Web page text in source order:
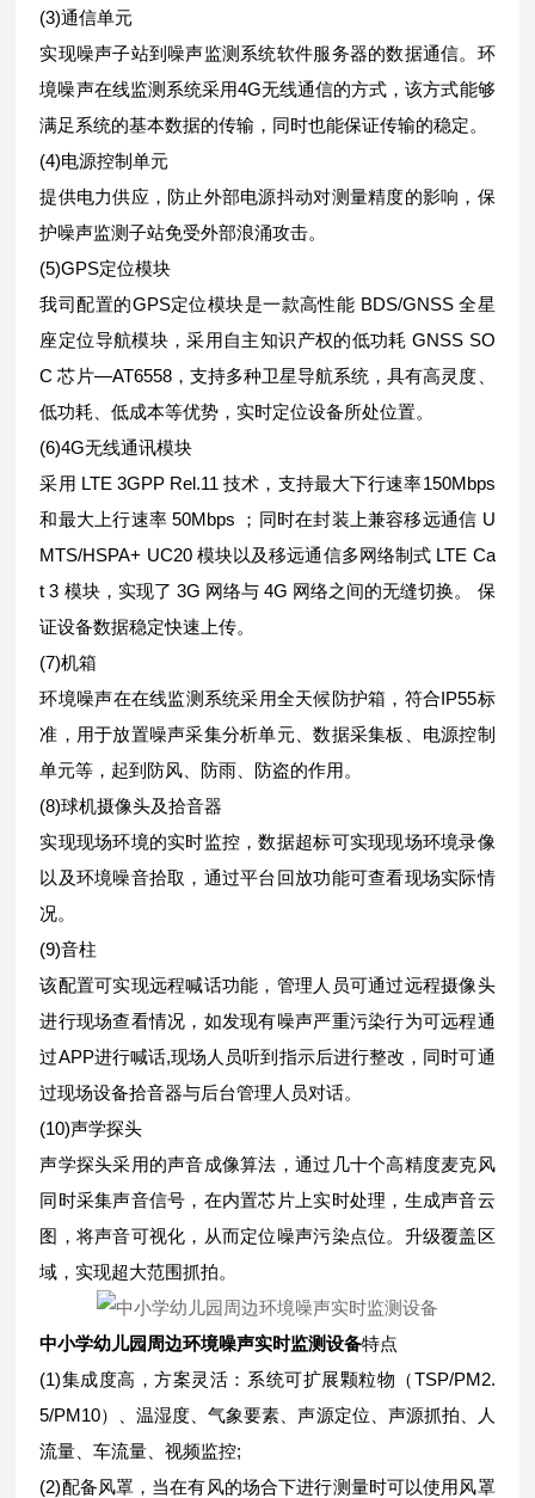
(3)通信单元
实现噪声子站到噪声监测系统软件服务器的数据通信。环
境噪声在线监测系统采用4G无线通信的方式，该方式能够
满足系统的基本数据的传输，同时也能保证传输的稳定。
(4)电源控制单元
提供电力供应，防止外部电源抖动对测量精度的影响，保
护噪声监测子站免受外部浪涌攻击。
(5)GPS定位模块
我司配置的GPS定位模块是一款高性能 BDS/GNSS 全星
座定位导航模块，采用自主知识产权的低功耗 GNSS SO
C 芯片—AT6558，支持多种卫星导航系统，具有高灵度、
低功耗、低成本等优势，实时定位设备所处位置。
(6)4G无线通讯模块
采用 LTE 3GPP Rel.11 技术，支持最大下行速率150Mbps
和最大上行速率 50Mbps ；同时在封装上兼容移远通信 U
MTS/HSPA+ UC20 模块以及移远通信多网络制式 LTE Ca
t 3 模块，实现了 3G 网络与 4G 网络之间的无缝切换。 保
证设备数据稳定快速上传。
(7)机箱
环境噪声在在线监测系统采用全天候防护箱，符合IP55标
准，用于放置噪声采集分析单元、数据采集板、电源控制
单元等，起到防风、防雨、防盗的作用。
(8)球机摄像头及拾音器
实现现场环境的实时监控，数据超标可实现现场环境录像
以及环境噪音拾取，通过平台回放功能可查看现场实际情
况。
(9)音柱
该配置可实现远程喊话功能，管理人员可通过远程摄像头
进行现场查看情况，如发现有噪声严重污染行为可远程通
过APP进行喊话,现场人员听到指示后进行整改，同时可通
过现场设备拾音器与后台管理人员对话。
(10)声学探头
声学探头采用的声音成像算法，通过几十个高精度麦克风
同时采集声音信号，在内置芯片上实时处理，生成声音云
图，将声音可视化，从而定位噪声污染点位。升级覆盖区
域，实现超大范围抓拍。
中小学幼儿园周边环境噪声实时监测设备特点
(1)集成度高，方案灵活：系统可扩展颗粒物（TSP/PM2.
5/PM10）、温湿度、气象要素、声源定位、声源抓拍、人
流量、车流量、视频监控;
(2)配备风罩，当在有风的场合下进行测量时可以使用风罩